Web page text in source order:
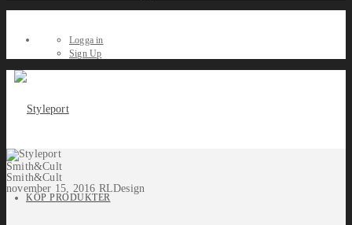
Logga in
Sign Up
KÖP PRODUKTER
Smith&Cult
Smith&Cult
november 15, 2016 RLDesign